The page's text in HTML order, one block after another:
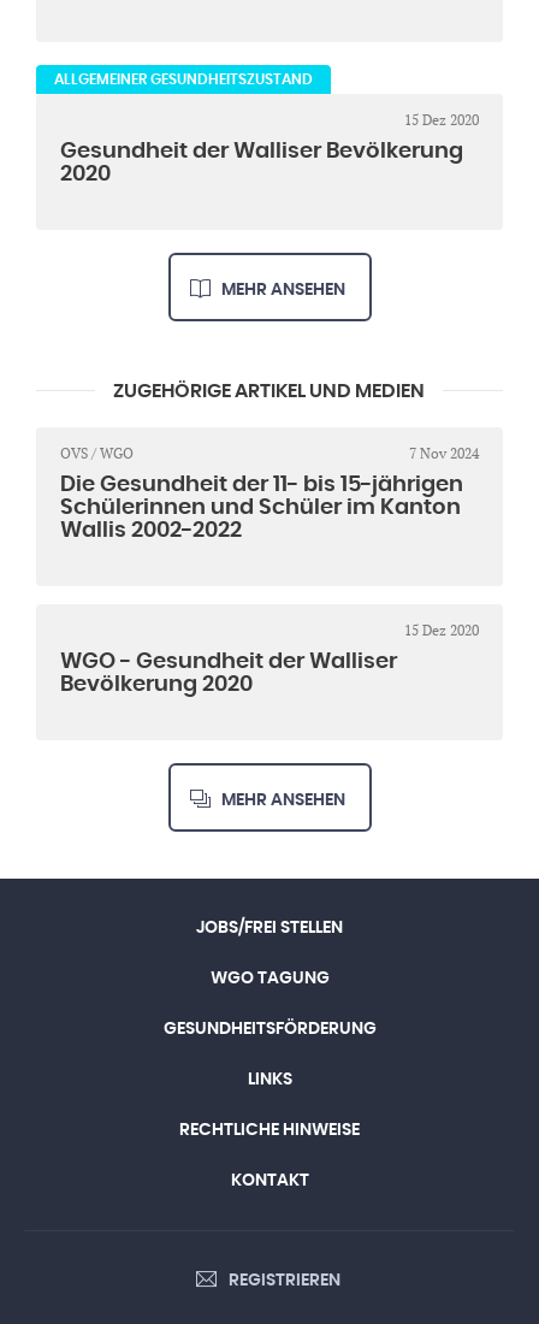
ALLGEMEINER GESUNDHEITSZUSTAND
15 Dez 2020
Gesundheit der Walliser Bevölkerung
2020
MEHR ANSEHEN
ZUGEHÖRIGE ARTIKEL UND MEDIEN
OVS / WGO 7 Nov 2024
Die Gesundheit der 11- bis 15-jährigen
Schülerinnen und Schüler im Kanton
Wallis 2002-2022
15 Dez 2020
WGO - Gesundheit der Walliser
Bevölkerung 2020
MEHR ANSEHEN
JOBS/FREI STELLEN
WGO TAGUNG
GESUNDHEITSFÖRDERUNG
LINKS
RECHTLICHE HINWEISE
KONTAKT
REGISTRIEREN